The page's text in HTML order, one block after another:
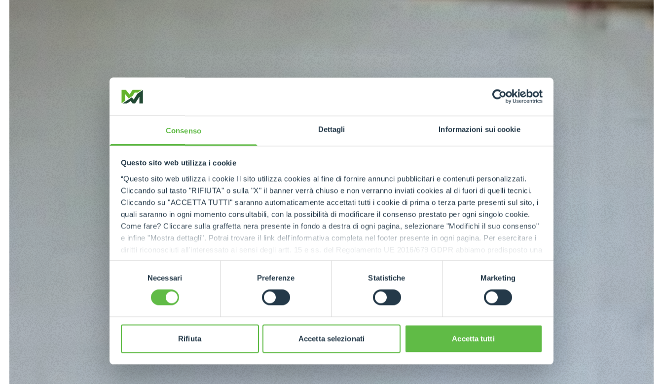
Consenso Dettagli Informazioni sui cookie
Questo sito web utilizza i cookie
“Questo sito web utilizza i cookie Il sito utilizza cookies al fine di fornire annunci pubblicitari e contenuti personalizzati.
Cliccando sul tasto "RIFIUTA" o sulla "X" il banner verrà chiuso e non verranno inviati cookies al di fuori di quelli tecnici.
Cliccando su "ACCETTA TUTTI" saranno automaticamente accettati tutti i cookie di prima o terza parte presenti sul sito, i
quali saranno in ogni momento consultabili, con la possibilità di modificare il consenso prestato per ogni singolo cookie.
Come fare? Cliccare sulla graffetta nera presente in fondo a destra di ogni pagina, selezionare "Modifichi il suo consenso"
e infine "Mostra dettagli". Potrai trovare il link dell'informativa completa nel footer presente in ogni pagina. Per esercitare i
diritti riconosciuti all'interessato ai sensi degli artt. 15 e ss. del Regolamento UE 2016/679 GDPR abbiamo predisposto una
apposita procedura.
Necessari Preferenze Statistiche Marketing
Rifiuta Accetta selezionati Accetta tutti